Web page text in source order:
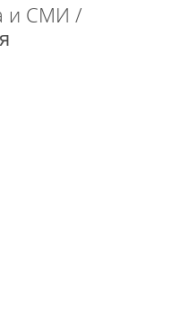
и СМИ /